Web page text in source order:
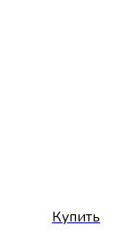
Купить